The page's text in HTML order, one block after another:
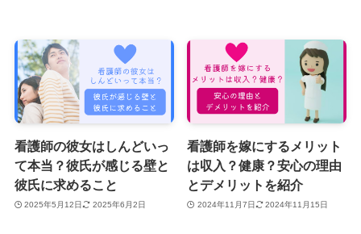
看護師の彼女はしんどいっ
て本当？彼氏が感じる壁と
彼氏に求めること
2025年5月12日 2025年6月2日
看護師を嫁にするメリット
は収入？健康？安心の理由
とデメリットを紹介
2024年11月7日 2024年11月15日